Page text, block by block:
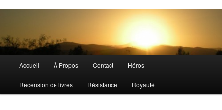
principal
Accueil À Propos Contact Héros
Recension de livres Résistance Royauté